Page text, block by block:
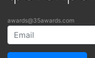
awards@35awards.com